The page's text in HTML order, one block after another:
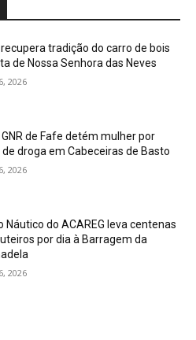
recupera tradição do carro de bois
de Nossa Senhora das Neves
2026
GNR de Fafe detém mulher por
droga em Cabeceiras de Basto
2026
Náutico do ACAREG leva centenas
por dia à Barragem da
2026